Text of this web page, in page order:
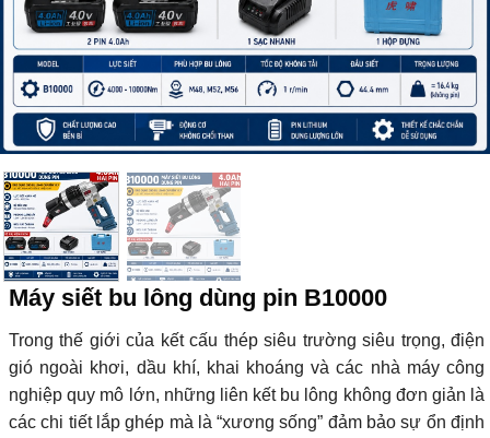
Máy siết bu lông dùng pin B10000
Trong thế giới của kết cấu thép siêu trường siêu trọng, điện
gió ngoài khơi, dầu khí, khai khoáng và các nhà máy công
nghiệp quy mô lớn, những liên kết bu lông không đơn giản là
các chi tiết lắp ghép mà là “xương sống” đảm bảo sự ổn định